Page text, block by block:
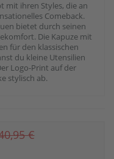
mit ihren Styles, die an
Comeback.
bietet durch seinen
Die Kapuze mit
für den klassischen
du kleine Utensilien
Logo-Print auf der
stylisch ab.
€